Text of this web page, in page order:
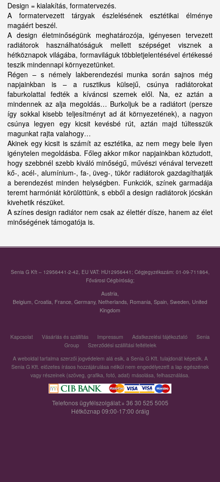
Design = kialakítás, formatervezés.
A formatervezett tárgyak észlelésének esztétikai élménye
magáért beszél.
A design életminőségünk meghatározója, igényesen tervezett
radiátorok használhatóságuk mellett szépséget visznek a
hétköznapok világába, formaviláguk többletjelentésével értékessé
teszik mindennapi környezetünket.
Régen – s némely lakberendezési munka során sajnos még
napjainkban is – a rusztikus külsejű, csúnya radiátorokat
faburkolattal fedték a kíváncsi szemek elől. Na, ez aztán a
mindennek az alja megoldás… Burkoljuk be a radiátort (persze
így sokkal kisebb teljesítményt ad át környezetének), a nagyon
csúnya legyen egy kicsit kevésbé rút, aztán majd túltesszük
magunkat rajta valahogy…
Akinek egy kicsit is számít az esztétika, az nem megy bele ilyen
igénytelen megoldásba. Főleg akkor mikor napjainkban köztudott,
hogy szebbnél szebb kiváló minőségű, művészi vénával tervezett
kő-, acél-, alumínium-, fa-, üveg-, tükör radiátorok gazdagíthatják
a berendezést minden helységben. Funkciók, színek garmadája
teremt harmóniát körülöttünk, s ebből a design radiátorok jócskán
kivehetik részüket.
A színes design radiátor nem csak az élettér dísze, hanem az élet
minőségének támogatója is.
Senia G Kft – 12956441-2-42, EU VAT: HU12956441; Cégjegyzékszám: 01-09-711864,
Fővárosi Cégbíróság;
Austria,
Belgium, Croatia, France, Germany, Netherlands, Romania, Spain, Sweden, United
Kingdom
Kapcsolat Vásárlás és szállítás Impressum Adatkezelési tájékoztató
Senia
Group
Szerződési szállítási feltételek
A weboldal tartalma szerzői jogvédelem alá esik, a Senia G Kft. tulajdonát képezik. A
Senia G Kft. előzetes írásos hozzájárulása nélkül nem engedélyezett a lap egészének
vagy részeinek (szöveg, grafika, fotó, adat) másolása, felhasználása.
Telefonos ügyfélszolgálat:+ 36 30 525 5005
Hétköznap 09:00-17:00 óráig